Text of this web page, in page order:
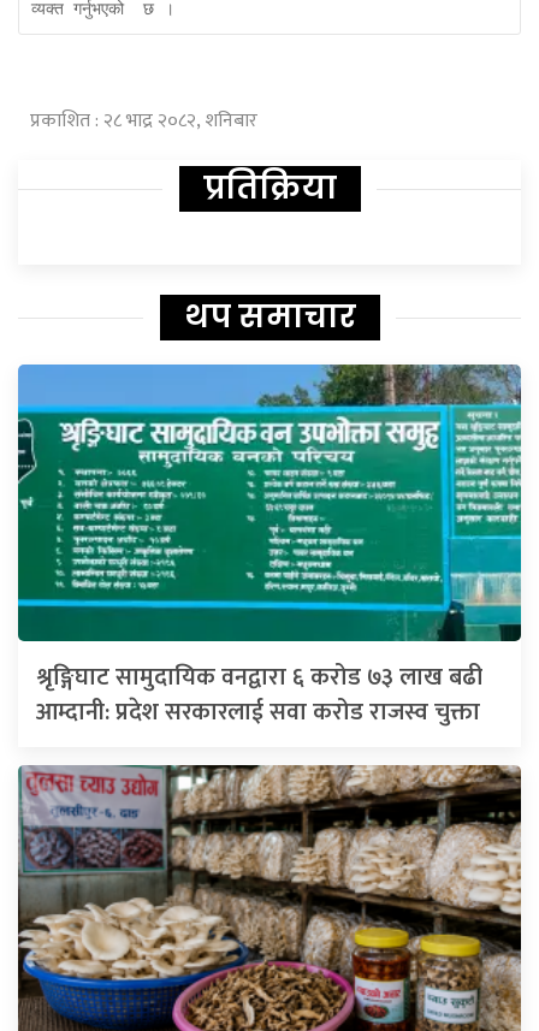
व्यक्त गर्नुभएको  छ ।
प्रकाशित : २८ भाद्र २०८२, शनिबार
प्रतिक्रिया
थप समाचार
श्रृङ्गिघाट सामुदायिक वनद्वारा ६ करोड ७३ लाख बढी
आम्दानी: प्रदेश सरकारलाई सवा करोड राजस्व चुक्ता